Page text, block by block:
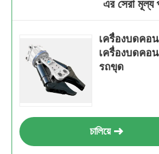
এর সেরা মূল্য
เครื่องบดคอ
เครื่องบดคอ
รถขุด
চালিয়ে